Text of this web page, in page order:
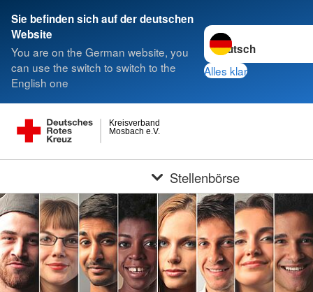
Sie befinden sich auf der deutschen
Website
You are on the German website, you
can use the switch to switch to the
English one
Sprache wechseln zu
Alles klar
Mosbach e.V.
Kreisverband
Stellenbörse